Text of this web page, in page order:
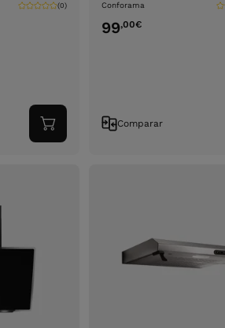
(0)
Adicionar
ao
Conforama
99,00€
Comparar